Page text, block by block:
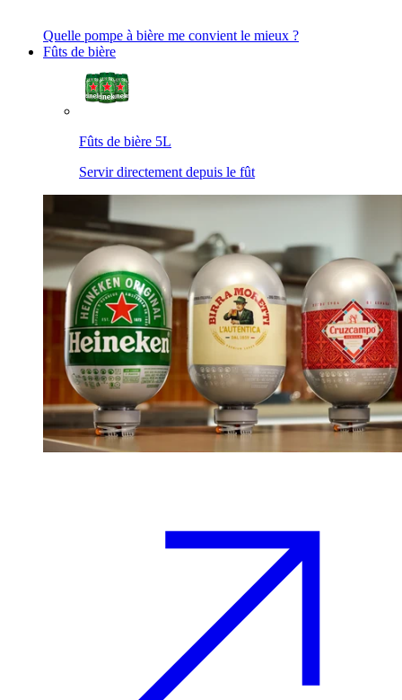
Quelle pompe à bière me convient le mieux ?
Fûts de bière
Fûts de bière 5L
Servir directement depuis le fût